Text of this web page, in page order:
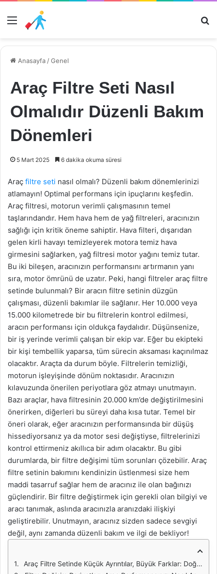
Menü
Anasayfa /Genel
Araç Filtre Seti Nasıl
Olmalıdır Düzenli Bakım
Dönemleri
5 Mart 2025 6 dakika okuma süresi
Araç filtre seti nasıl olmalı? Düzenli bakım dönemlerinizi
atlamayın! Optimal performans için ipuçlarını keşfedin.
Araç filtresi, motorun verimli çalışmasının temel
taşlarındandır. Hem hava hem de yağ filtreleri, aracınızın
sağlığı için kritik öneme sahiptir. Hava filteri, dışarıdan
gelen kirli havayı temizleyerek motora temiz hava
girmesini sağlarken, yağ filtresi motor yağını temiz tutar.
Bu iki bileşen, aracınızın performansını artırmanın yanı
sıra, motor ömrünü de uzatır. Peki, hangi filtreler araç filtre
setinde bulunmalı? Bir aracın filtre setinin düzgün
çalışması, düzenli bakımlar ile sağlanır. Her 10.000 veya
15.000 kilometrede bir bu filtrelerin kontrol edilmesi,
aracın performansı için oldukça faydalıdır. Düşünsenize,
bir iş yerinde verimli çalışan bir ekip var. Eğer bu ekipteki
bir kişi tembellik yaparsa, tüm sürecin aksaması kaçınılmaz
olacaktır. Araçta da durum böyle. Filtrelerin temizliği,
motorun işleyişinde dönüm noktasıdır. Aracınızın
kılavuzunda önerilen periyotlara göz atmayı unutmayın.
Bazı araçlar, hava filtresinin 20.000 km’de değiştirilmesini
önerirken, diğerleri bu süreyi daha kısa tutar. Temel bir
öneri olarak, eğer aracınızın performansında bir düşüş
hissediyorsanız ya da motor sesi değiştiyse, filtrelerinizi
kontrol ettirmeniz akıllıca bir adım olacaktır. Bu gibi
durumlarda, bir filtre değişimi tüm sorunları çözebilir. Araç
filtre setinin bakımını kendinizin üstlenmesi size hem
maddi tasarruf sağlar hem de aracınız ile olan bağınızı
güçlendirir. Bir filtre değiştirmek için gerekli olan bilgiyi ve
aracı tanımak, aslında aracınızla aranızdaki ilişkiyi
geliştirebilir. Unutmayın, aracınız sizden sadece sevgiyi
değil, aynı zamanda düzenli bakım ve ilgi de bekliyor!
Araç Filtre Setinde Küçük Ayrıntılar, Büyük Farklar: Doğru Seçim ve Bakım